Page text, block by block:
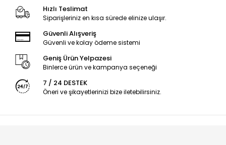
Hızlı Teslimat
Siparişleriniz en kısa sürede elinize ulaşır.
Güvenli Alışveriş
Güvenli ve kolay ödeme sistemi
Geniş Ürün Yelpazesi
Binlerce ürün ve kampanya seçeneği
7 / 24 DESTEK
Öneri ve şikayetlerinizi bize iletebilirsiniz.